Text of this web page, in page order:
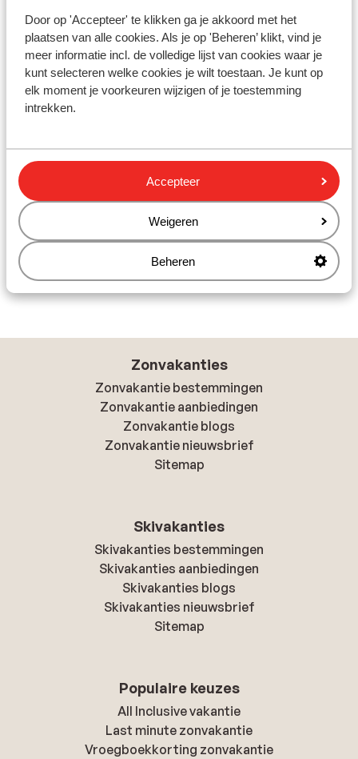
Door op 'Accepteer' te klikken ga je akkoord met het
plaatsen van alle cookies. Als je op 'Beheren’ klikt, vind je
meer informatie incl. de volledige lijst van cookies waar je
kunt selecteren welke cookies je wilt toestaan. Je kunt op
elk moment je voorkeuren wijzigen of je toestemming
intrekken.
Accepteer
Weigeren
Beheren
een autovakantie naar Zeeland rijd je door
schilderachtige kustplaatsen en langs uitgestrekte
stranden – perfect voor een ontspannen uitje. Of kies
voor een autovakantie naar Limburg, waar het
glooiende landschap en de charmante dorpjes je
verwelkomen met hun rijke historie en bourgondische
wat wils, van strand tot heuvels, allemaal binnen een
paar drukken op het gaspendaal. Van een all inclusive
autovakantie tot aan eenverblijf op basis van logies.
Nederland heeft voor jou de perfecte autovakantie in
petto.
Zonvakanties
Zonvakantie bestemmingen
Zonvakantie aanbiedingen
Zonvakantie blogs
Zonvakantie nieuwsbrief
Sitemap
Skivakanties
Skivakanties bestemmingen
Skivakanties aanbiedingen
Skivakanties blogs
Skivakanties nieuwsbrief
Sitemap
Populaire keuzes
All Inclusive vakantie
Last minute zonvakantie
Vroegboekkorting zonvakantie